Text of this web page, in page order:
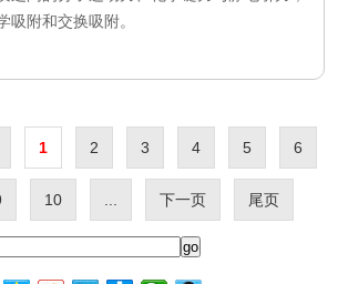
吸附和交换吸附。
1 2 3 4 5 6
10 ... 下一页 尾页